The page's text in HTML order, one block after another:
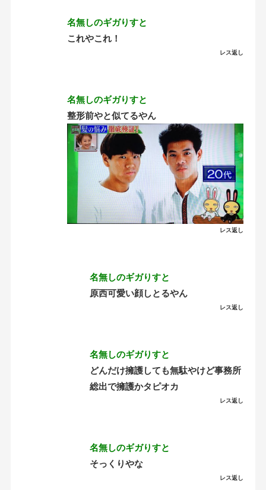
名無しのギガりすと
これやこれ！
レス返し
名無しのギガりすと
整形前やと似てるやん
レス返し
名無しのギガりすと
原西可愛い顔しとるやん
レス返し
名無しのギガりすと
どんだけ擁護しても無駄やけど事務所
総出で擁護かタピオカ
レス返し
名無しのギガりすと
そっくりやな
レス返し